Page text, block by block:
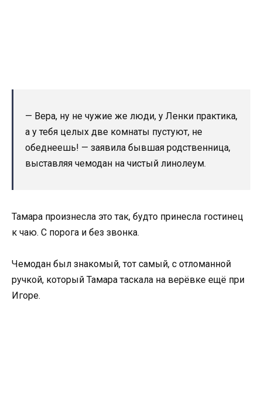
— Вера, ну не чужие же люди, у Ленки практика,
а у тебя целых две комнаты пустуют, не
обеднеешь! — заявила бывшая родственница,
выставляя чемодан на чистый линолеум.
Тамара произнесла это так, будто принесла гостинец
к чаю. С порога и без звонка.
Чемодан был знакомый, тот самый, с отломанной
ручкой, который Тамара таскала на верёвке ещё при
Игоре.